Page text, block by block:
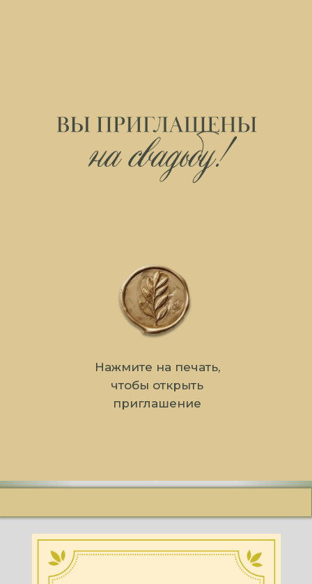
Нажмите на печать,
чтобы открыть
приглашение